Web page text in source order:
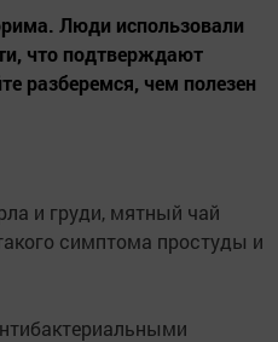
Люди использовали
что подтверждают
разберемся, чем полезен
и груди, мятный чай
симптома простуды и